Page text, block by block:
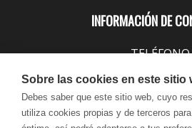
INFORMACIÓN DE
TELÉFONO
EMAIL
Sobre las cookies en este sitio
Debes saber que este sitio web, cuyo
utiliza cookies propias y de terceros